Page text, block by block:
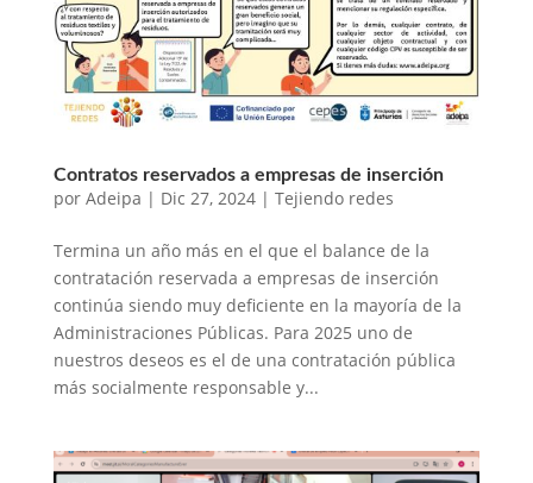
Contratos reservados a empresas de inserción
por Adeipa | Dic 27, 2024| Tejiendo redes
Termina un año más en el que el balance de la
contratación reservada a empresas de inserción
continúa siendo muy deficiente en la mayoría de la
Administraciones Públicas. Para 2025 uno de
nuestros deseos es el de una contratación pública
más socialmente responsable y...